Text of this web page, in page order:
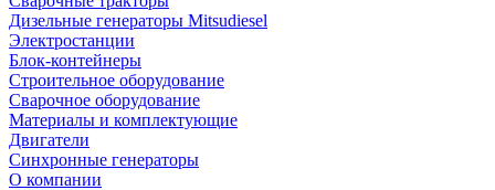
Дизельные генераторы Mitsudiesel
Электростанции
Блок-контейнеры
Строительное оборудование
Сварочное оборудование
Материалы и комплектующие
Двигатели
Синхронные генераторы
О компании